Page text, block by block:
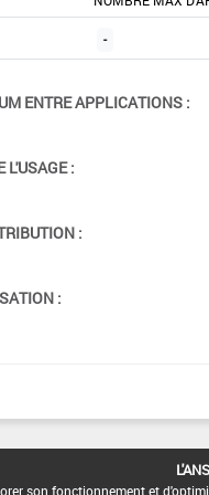
-
ENTRE APPLICATIONS :
L'USAGE :
:
:
son fonctionnement et